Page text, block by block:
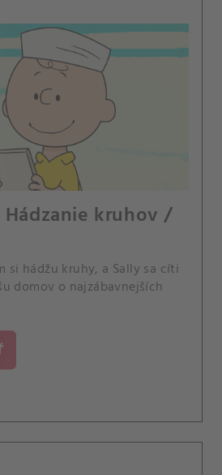
Hádzanie kruhov /
si hádžu kruhy, a Sally sa cíti
domov o najzábavnejších